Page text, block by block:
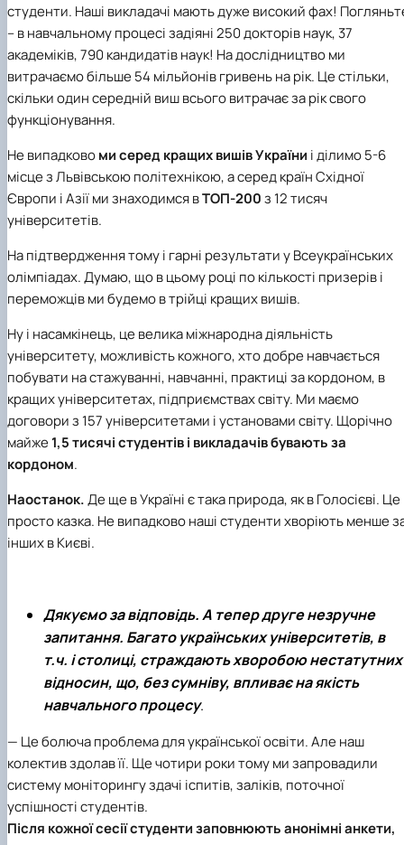
студенти. Наші викладачі мають дуже високий фах!
– в навчальному процесі задіяні 250 докторів наук, 37
академіків, 790 кандидатів наук! На дослідництво ми
витрачаємо більше 54 мільйонів гривень на рік. Це стільки,
скільки один середній виш всього витрачає за рік свого
функціонування.
Не випадковоми серед кращих вишів України і ділимо 5-6
місце з Львівською політехнікою, а серед країн Східної
Європи і Азії ми знаходимся вТОП-200з 12 тисяч
університетів.
На підтвердження тому і гарні результати у Всеукраїнських
олімпіадах. Думаю, що в цьому році по кількості призерів і
переможців ми будемо в трійці кращих вишів.
Ну і насамкінець, це велика міжнародна діяльність
університету, можливість кожного, хто добре навчається
побувати на стажуванні, навчанні, практиці за кордоном, в
кращих університетах, підприємствах світу. Ми маємо
договори з 157 університетами і установами світу. Щорічно
майже1,5 тисячі студентів і викладачів бувають за
кордоном.
Наостанок.Де ще в Україні є така природа, як в Голосієві. Це
просто казка. Не випадково наші студенти хворіють менше
інших в Києві.
Дякуємо за відповідь. А тепер друге незручне
запитання. Багато українських університетів, в
т.ч. і столиці, страждають хворобою нестатутних
відносин, що, без сумніву, впливає на якість
навчального процесу.
— Це болюча проблема для української освіти. Але наш
колектив здолав її. Ще чотири роки тому ми запровадили
систему моніторингу здачі іспитів, заліків, поточної
успішності студентів.
Після кожної сесії студенти заповнюють анонімні анкети,